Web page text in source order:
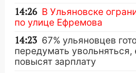
14:26 В Ульяновске
по улице Ефремова
14:23 67% ульяновцев
передумать увольняться,
повысят зарплату